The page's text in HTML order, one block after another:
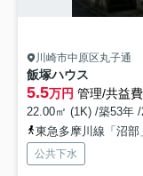
川崎市中原区丸子通
飯塚ハウス
5.5万円 管理/共益
22.00㎡ (1K) /築53年 /
東急多摩川線「沼
公共下水